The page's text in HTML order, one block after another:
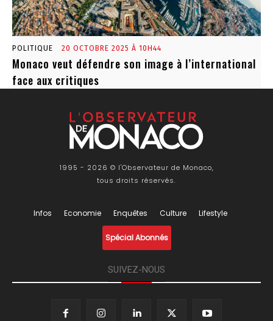
POLITIQUE 20 OCTOBRE 2025 À 10H44
Monaco veut défendre son image à l’international
face aux critiques
1995 - 2026 © l'Observateur de Monaco,
tous droits réservés.
Infos Economie Enquêtes Culture Lifestyle
Spécial Abonnés
SUIVEZ-NOUS